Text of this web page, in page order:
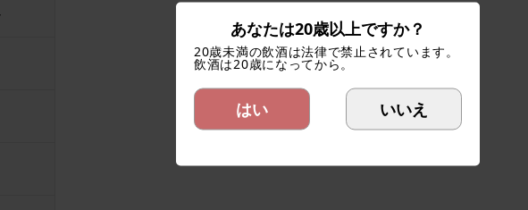
あなたは20歳以上ですか？
20歳未満の飲酒は法律で禁止されています。
飲酒は20歳になってから。
はい いいえ